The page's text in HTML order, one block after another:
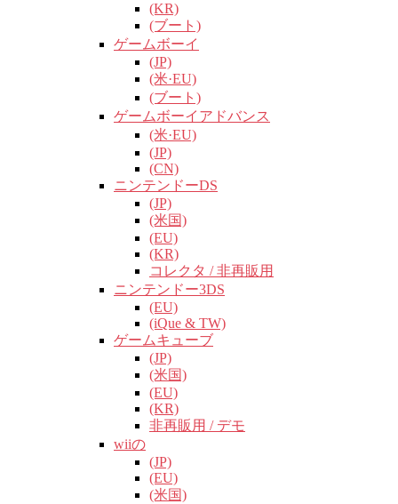
(KR)
(ブート)
ゲームボーイ
(JP)
(米·EU)
(ブート)
ゲームボーイアドバンス
(米·EU)
(JP)
(CN)
ニンテンドーDS
(JP)
(米国)
(EU)
(KR)
コレクタ / 非再販用
ニンテンドー3DS
(EU)
(iQue & TW)
ゲームキューブ
(JP)
(米国)
(EU)
(KR)
非再販用 / デモ
wiiの
(JP)
(EU)
(米国)